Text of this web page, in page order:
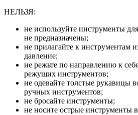
НЕЛЬЗЯ:
не используйте инструменты
не предназначены;
не прилагайте к инструментам
давление;
не режьте по направлению к
режущих инструментов;
не одевайте толстые рукавицы
ручных инструментов;
не бросайте инструменты;
не носите острые инструменты